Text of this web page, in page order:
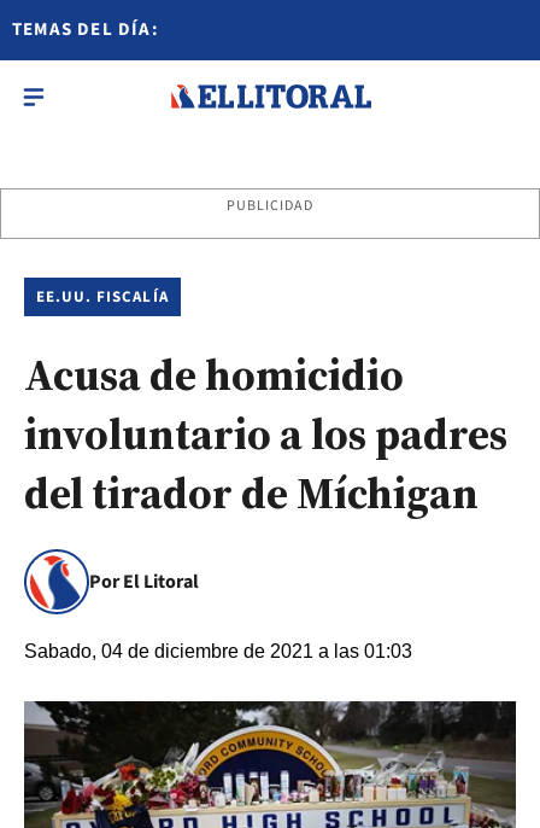
TEMAS DEL DÍA:
PUBLICIDAD
EE.UU. FISCALÍA
Acusa de homicidio
involuntario a los padres
del tirador de Míchigan
Por El Litoral
Sabado, 04 de diciembre de 2021 a las 01:03